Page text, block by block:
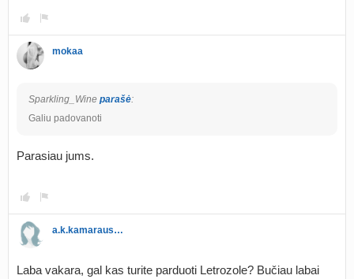
mokaa
Sparkling_Wine parašė:
Galiu padovanoti
Parasiau jums.
a.k.kamarauskaite
Laba vakara, gal kas turite parduoti Letrozole? Bučiau labai